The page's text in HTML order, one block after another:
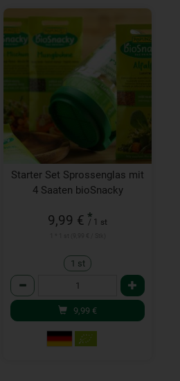
Starter Set Sprossenglas mit
4 Saaten bioSnacky
9,99 € *
/ 1 st
1 st
Anzahl
9,99 €